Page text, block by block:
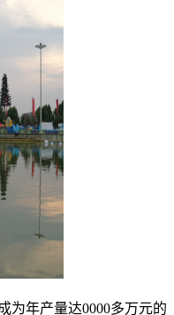
年产量达0000多万元的